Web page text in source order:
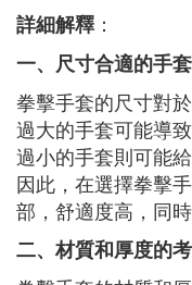
詳細解釋 ：
一、尺寸合適的手
拳擊手套的尺寸對
過大的手套可能導
過小的手套則可能
因此，在選擇拳擊
部，舒適度高，同
二、材質和厚度的